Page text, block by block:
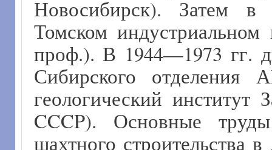
Новосибирск). Затем в
Томском
проф.). В 1944—1973 гг.
Сибирского
геологический
CCCP). Основные
шахтного строительства